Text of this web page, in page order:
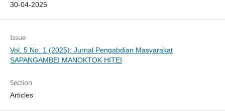
30-04-2025
Issue
Vol. 5 No. 1 (2025): Jurnal Pengabdian Masyarakat
SAPANGAMBEI MANOKTOK HITEI
Section
Articles